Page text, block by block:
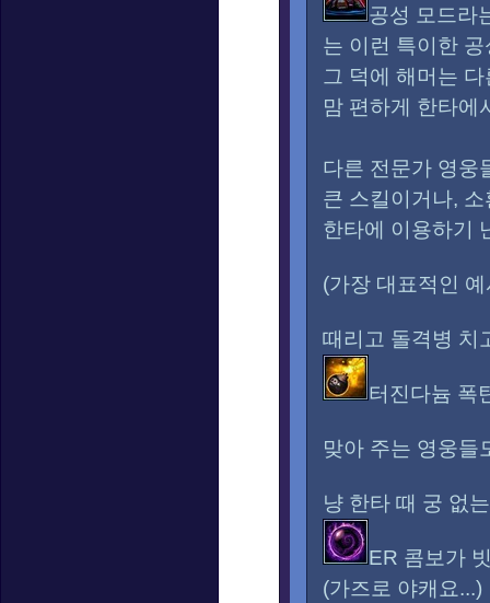
공성 모드라
는 이런 특이한
그 덕에 해머는
맘 편하게 한타에
다른 전문가 영웅
큰 스킬이거나,
한타에 이용하기
(가장 대표적인
때리고 돌격병 치
터진다늄 폭
맞아 주는 영웅들
냥 한타 때 궁 없
ER 콤보가
(가즈로 야캐요...)